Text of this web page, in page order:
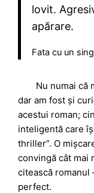
lovit.
apărare.
Fata cu un
Nu numai că
dar am fost și
acestui roman;
inteligentă care
thriller”. O
convingă cât mai
citească romanul
perfect.